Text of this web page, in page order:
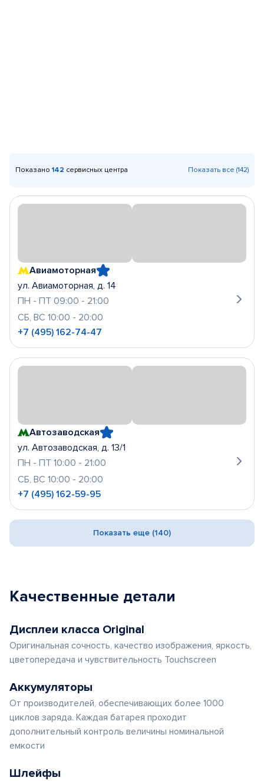
Показано 142 сервисных центра Показать все (142)
Авиамоторная
ул. Авиамоторная, д. 14
ПН - ПТ 09:00 - 21:00
СБ, ВС 10:00 - 20:00
+7 (495) 162-74-47
Автозаводская
ул. Автозаводская, д. 13/1
ПН - ПТ 10:00 - 21:00
СБ, ВС 10:00 - 20:00
+7 (495) 162-59-95
Показать еще (140)
Качественные детали
Дисплеи класса Original
Оригинальная сочность, качество изображения, яркость,
цветопередача и чувствительность Touchscreen
Аккумуляторы
От производителей, обеспечивающих более 1000
циклов заряда. Каждая батарея проходит
дополнительный контроль величины номинальной
емкости
Шлейфы